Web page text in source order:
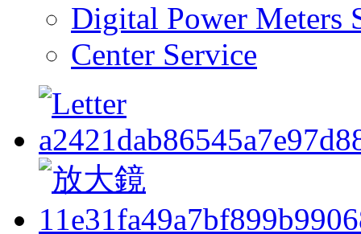
Digital Power Meters
Center Service